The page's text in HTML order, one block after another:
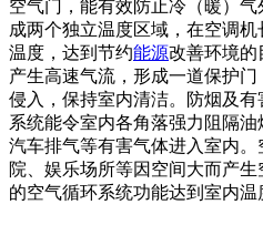
空气门，能有效防止冷（暖）
成两个独立温度区域，在空调
温度，达到节约能源改善环境的
产生高速气流，形成一道保护
侵入，保持室内清洁。防烟及
系统能令室内各角落强力阻隔油
汽车排气等有害气体进入室内
院、娱乐场所等因空间大而产
的空气循环系统功能达到室内温